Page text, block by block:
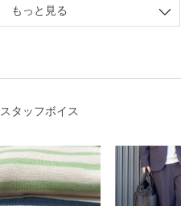
もっと見る
スタッフボイス